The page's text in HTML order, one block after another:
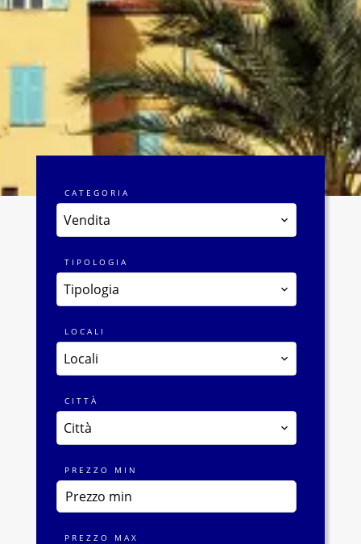
CATEGORIA
Vendita
TIPOLOGIA
Tipologia
LOCALI
Locali
CITTÀ
Città
PREZZO MIN
PREZZO MAX